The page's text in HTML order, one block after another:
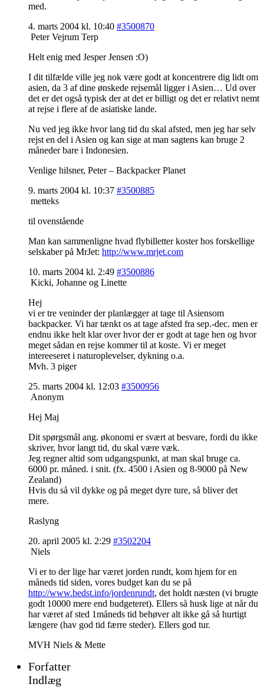
med.
4. marts 2004 kl. 10:40 #3500870
Peter Vejrum Terp
Helt enig med Jesper Jensen :O)
I dit tilfælde ville jeg nok være godt at koncentrere dig lidt om
asien, da 3 af dine ønskede rejsemål ligger i Asien… Ud over
det er det også typisk der at det er billigt og det er relativt nemt
at rejse i flere af de asiatiske lande.
Nu ved jeg ikke hvor lang tid du skal afsted, men jeg har selv
rejst en del i Asien og kan sige at man sagtens kan bruge 2
måneder bare i Indonesien.
Venlige hilsner, Peter – Backpacker Planet
9. marts 2004 kl. 10:37 #3500885
metteks
til ovenstående
Man kan sammenligne hvad flybilletter koster hos forskellige
selskaber på MrJet: http://www.mrjet.com
10. marts 2004 kl. 2:49 #3500886
Kicki, Johanne og Linette
Hej
vi er tre veninder der planlægger at tage til Asiensom
backpacker. Vi har tænkt os at tage afsted fra sep.-dec. men er
endnu ikke helt klar over hvor der er godt at tage hen og hvor
meget sådan en rejse kommer til at koste. Vi er meget
intereeseret i naturoplevelser, dykning o.a.
Mvh. 3 piger
25. marts 2004 kl. 12:03 #3500956
Anonym
Hej Maj
Dit spørgsmål ang. økonomi er svært at besvare, fordi du ikke
skriver, hvor langt tid, du skal være væk.
Jeg regner altid som udgangspunkt, at man skal bruge ca.
6000 pr. måned. i snit. (fx. 4500 i Asien og 8-9000 på New
Zealand)
Hvis du så vil dykke og på meget dyre ture, så bliver det
mere.
Raslyng
20. april 2005 kl. 2:29 #3502204
Niels
Vi er to der lige har været jorden rundt, kom hjem for en
måneds tid siden, vores budget kan du se på
http://www.bedst.info/jordenrundt, det holdt næsten (vi brugte
godt 10000 mere end budgeteret). Ellers så husk lige at når du
har været af sted 1måneds tid behøver alt ikke gå så hurtigt
længere (hav god tid færre steder). Ellers god tur.
MVH Niels & Mette
Forfatter
Indlæg